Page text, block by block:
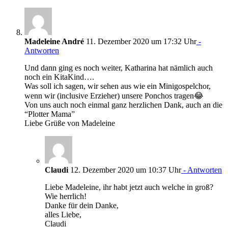
Madeleine André 11. Dezember 2020 um 17:32 Uhr-
Antworten
Und dann ging es noch weiter, Katharina hat nämlich auch
noch ein KitaKind….
Was soll ich sagen, wir sehen aus wie ein Minigospelchor,
wenn wir (inclusive Erzieher) unsere Ponchos tragen😂
Von uns auch noch einmal ganz herzlichen Dank, auch an die
“Plotter Mama”
Liebe Grüße von Madeleine
Claudi 12. Dezember 2020 um 10:37 Uhr- Antworten
Liebe Madeleine, ihr habt jetzt auch welche in groß?
Wie herrlich!
Danke für dein Danke,
alles Liebe,
Claudi